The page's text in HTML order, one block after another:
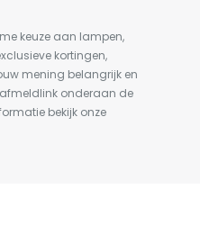
keuze aan lampen,
kortingen,
mening belangrijk en
onderaan de
bekijk onze